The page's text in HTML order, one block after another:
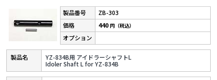
ZB-303
YZ-834B用 アイドラーシャフトL
Idoler Shaft L for YZ-834B
440円（税込）